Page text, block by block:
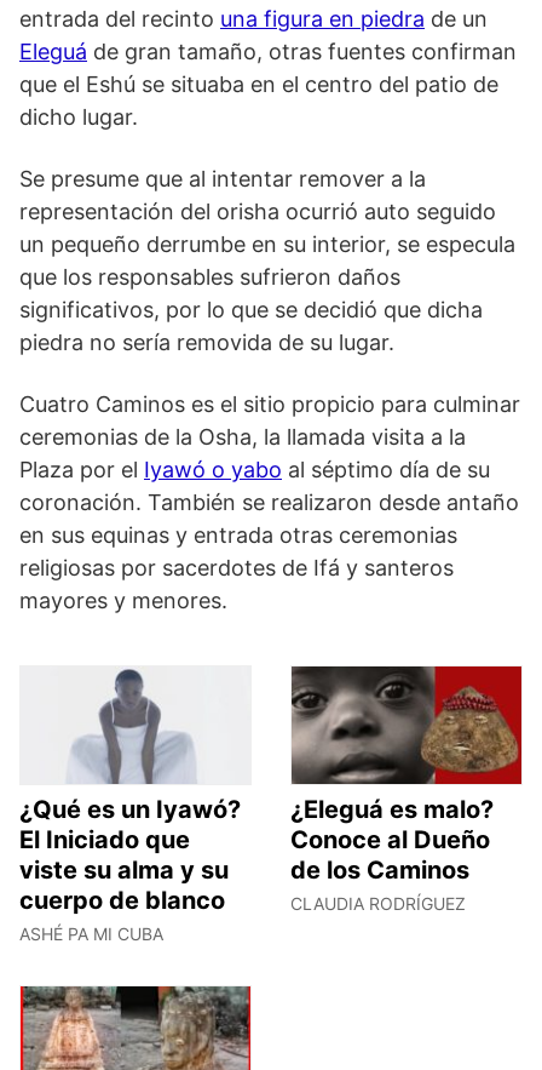
entrada del recinto una figura en piedra de un
Eleguá de gran tamaño, otras fuentes confirman
que el Eshú se situaba en el centro del patio de
dicho lugar.
Se presume que al intentar remover a la
representación del orisha ocurrió auto seguido
un pequeño derrumbe en su interior, se especula
que los responsables sufrieron daños
significativos, por lo que se decidió que dicha
piedra no sería removida de su lugar.
Cuatro Caminos es el sitio propicio para culminar
ceremonias de la Osha, la llamada visita a la
Plaza por el Iyawó o yabo al séptimo día de su
coronación. También se realizaron desde antaño
en sus equinas y entrada otras ceremonias
religiosas por sacerdotes de Ifá y santeros
mayores y menores.
¿Qué es un Iyawó?
El Iniciado que
viste su alma y su
cuerpo de blanco
ASHÉ PA MI CUBA
¿Eleguá es malo?
Conoce al Dueño
de los Caminos
CLAUDIA RODRÍGUEZ